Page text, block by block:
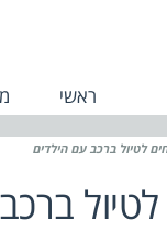
ראשי
לטיול ברכב עם הילדים